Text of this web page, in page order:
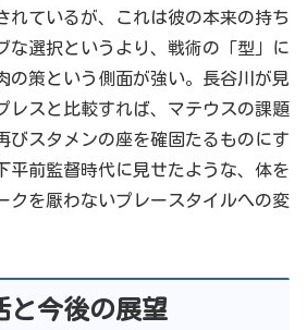
れているが、これは彼の本来の持ち
な選択というより、戦術の「型」に
の策という側面が強い。長谷川が見
レスと比較すれば、マテウスの課題
びスタメンの座を確固たるものにす
平前監督時代に見せたような、体を
クを厭わないプレースタイルへの変
と今後の展望